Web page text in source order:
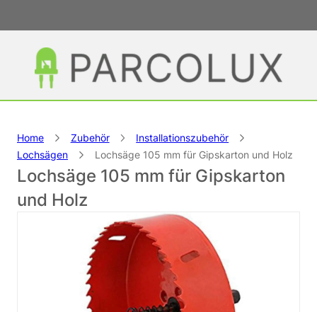
Home Zubehör
Installationszubehör
Lochsägen
Lochsäge 105 mm für Gipskarton und Holz
Lochsäge 105 mm für Gipskarton
und Holz